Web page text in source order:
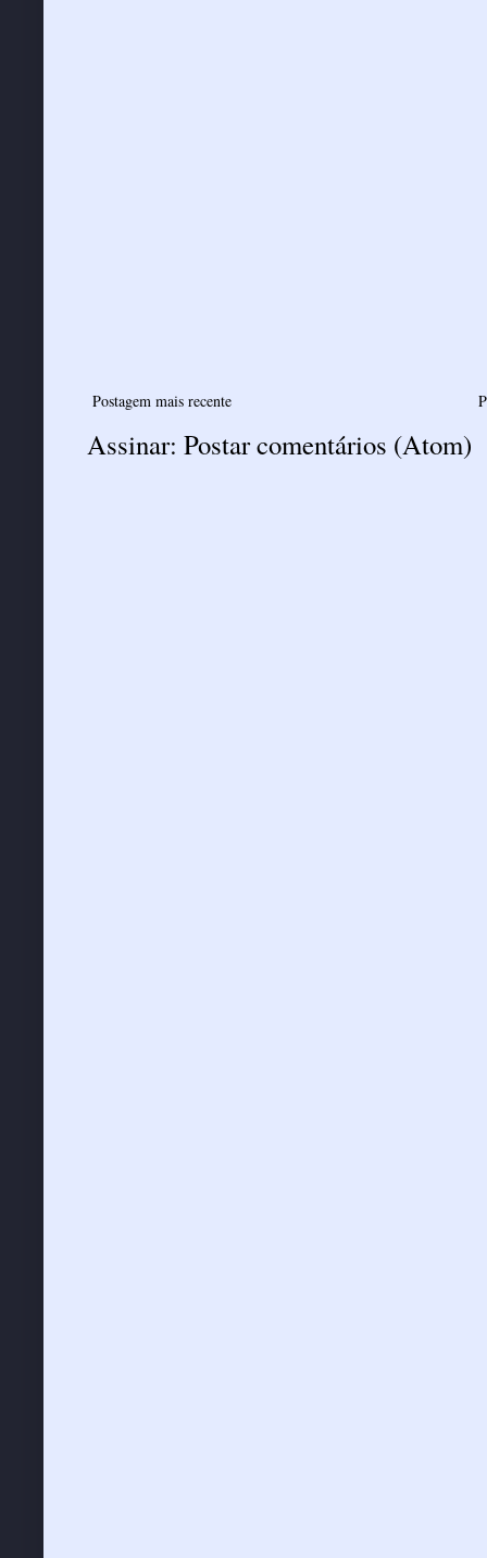
Postagem mais recente
Assinar: Postar comentários (Atom)